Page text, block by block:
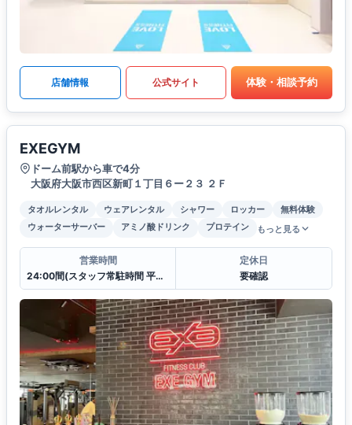
店舗情報 公式サイト 体験・相談予約
EXEGYM
ドーム前駅から車で4分
大阪府大阪市西区新町１丁目６ー２３ ２Ｆ
タオルレンタル ウェアレンタル シャワー ロッカー
無料体験
ウォーターサーバー
アミノ酸ドリンク プロテイン もっと見る
営業時間
24:00間(スタッフ常駐時間 平日/10:00〜20:00 土日祝/9:00〜17:00)
定休日
要確認